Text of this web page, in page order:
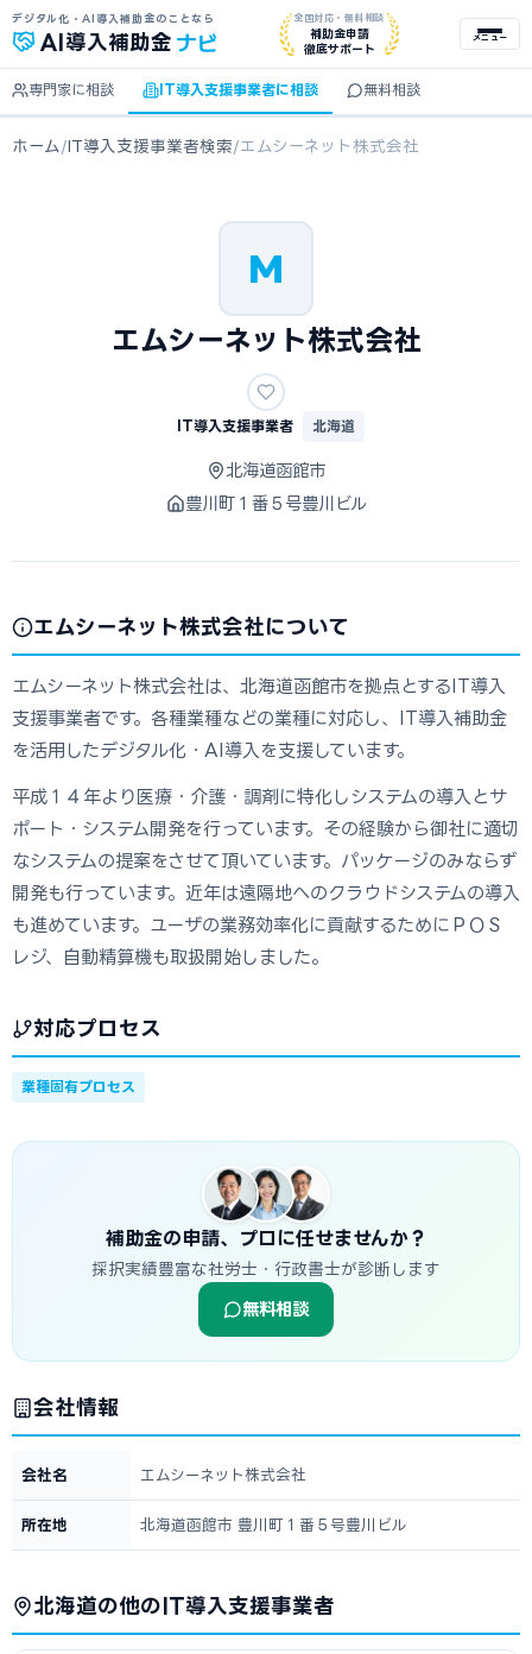
デジタル化・AI導入補助金のことなら
AI 導入補助金 ナビ
全国対応・無料相談
補助金申請
徹底サポート
メニュー
専門家に相談 IT導入支援事業者に相談 無料相談
ホーム /IT導入支援事業者検索/エムシーネット株式会社
M
エムシーネット株式会社
IT導入支援事業者 北海道
北海道函館市
豊川町１番５号豊川ビル
エムシーネット株式会社について
エムシーネット株式会社は、北海道函館市を拠点とするIT導入
支援事業者です。各種業種などの業種に対応し、IT導入補助金
を活用したデジタル化・AI導入を支援しています。
平成１４年より医療・介護・調剤に特化しシステムの導入とサ
ポート・システム開発を行っています。その経験から御社に適切
なシステムの提案をさせて頂いています。パッケージのみならず
開発も行っています。近年は遠隔地へのクラウドシステムの導入
も進めています。ユーザの業務効率化に貢献するためにＰＯＳ
レジ、自動精算機も取扱開始しました。
対応プロセス
業種固有プロセス
補助金の申請、プロに任せませんか？
採択実績豊富な社労士・行政書士が診断します
無料相談
会社情報
会社名 エムシーネット株式会社
所在地 北海道函館市 豊川町１番５号豊川ビル
北海道の他のIT導入支援事業者